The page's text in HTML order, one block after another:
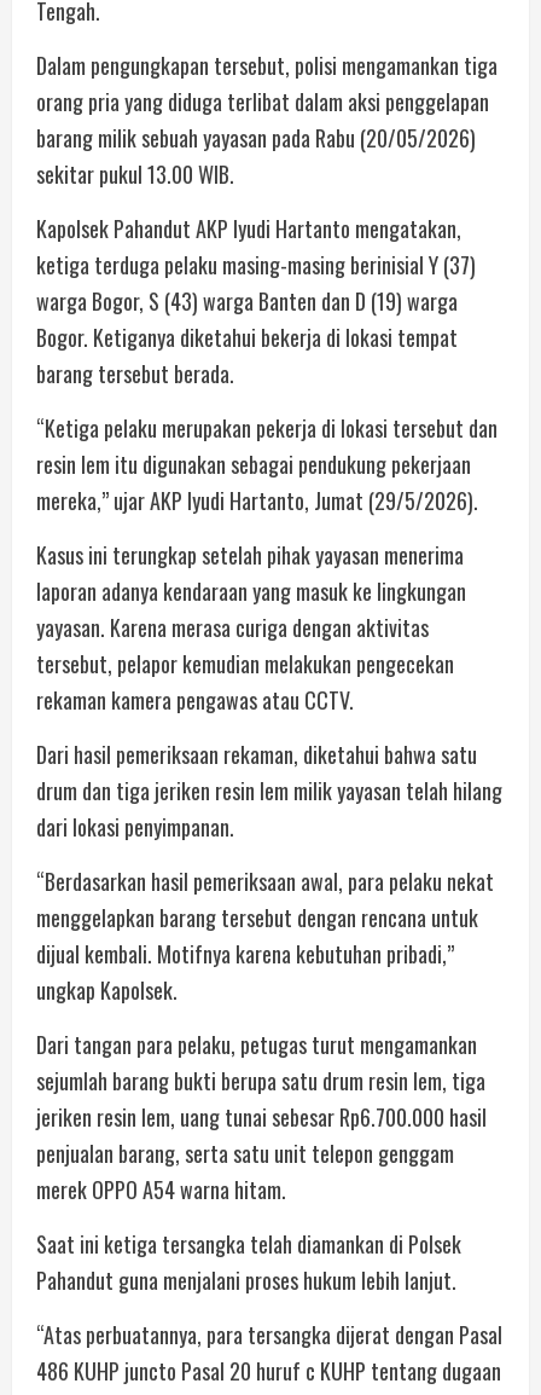
Tengah.
Dalam pengungkapan tersebut, polisi mengamankan tiga
orang pria yang diduga terlibat dalam aksi penggelapan
barang milik sebuah yayasan pada Rabu (20/05/2026)
sekitar pukul 13.00 WIB.
Kapolsek Pahandut AKP Iyudi Hartanto mengatakan,
ketiga terduga pelaku masing-masing berinisial Y (37)
warga Bogor, S (43) warga Banten dan D (19) warga
Bogor. Ketiganya diketahui bekerja di lokasi tempat
barang tersebut berada.
“Ketiga pelaku merupakan pekerja di lokasi tersebut dan
resin lem itu digunakan sebagai pendukung pekerjaan
mereka,” ujar AKP Iyudi Hartanto, Jumat (29/5/2026).
Kasus ini terungkap setelah pihak yayasan menerima
laporan adanya kendaraan yang masuk ke lingkungan
yayasan. Karena merasa curiga dengan aktivitas
tersebut, pelapor kemudian melakukan pengecekan
rekaman kamera pengawas atau CCTV.
Dari hasil pemeriksaan rekaman, diketahui bahwa satu
drum dan tiga jeriken resin lem milik yayasan telah hilang
dari lokasi penyimpanan.
“Berdasarkan hasil pemeriksaan awal, para pelaku nekat
menggelapkan barang tersebut dengan rencana untuk
dijual kembali. Motifnya karena kebutuhan pribadi,”
ungkap Kapolsek.
Dari tangan para pelaku, petugas turut mengamankan
sejumlah barang bukti berupa satu drum resin lem, tiga
jeriken resin lem, uang tunai sebesar Rp6.700.000 hasil
penjualan barang, serta satu unit telepon genggam
merek OPPO A54 warna hitam.
Saat ini ketiga tersangka telah diamankan di Polsek
Pahandut guna menjalani proses hukum lebih lanjut.
“Atas perbuatannya, para tersangka dijerat dengan Pasal
486 KUHP juncto Pasal 20 huruf c KUHP tentang dugaan